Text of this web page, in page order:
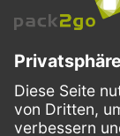
VERSANDARTEN